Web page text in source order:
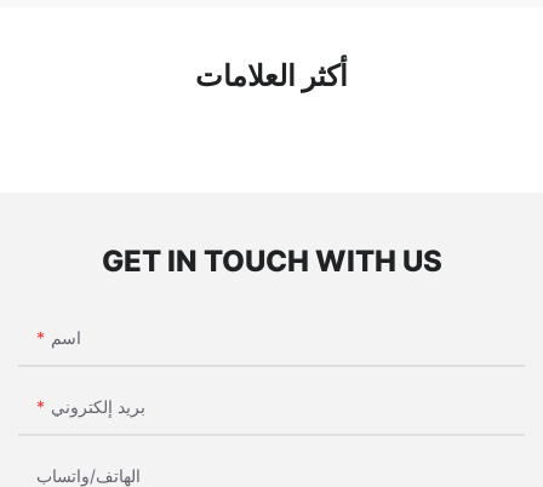
أكثر العلامات
GET IN TOUCH WITH US
اسم
بريد إلكتروني
الهاتف/واتساب